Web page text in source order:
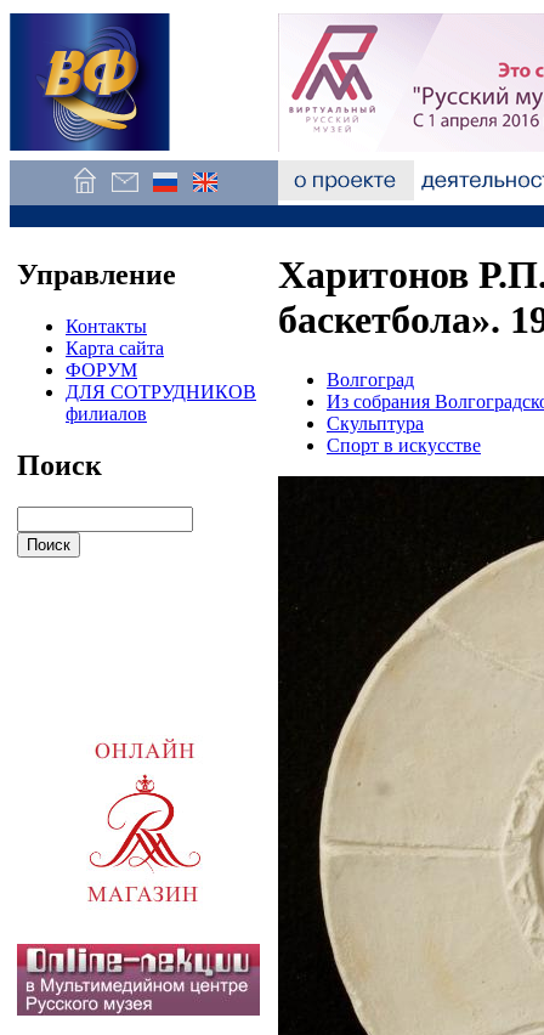
Управление
Контакты
Карта сайта
ФОРУМ
ДЛЯ СОТРУДНИКОВ
филиалов
Поиск
Харитонов
баскетбола».
Волгоград
Из собрания
Скульптура
Спорт в искусстве